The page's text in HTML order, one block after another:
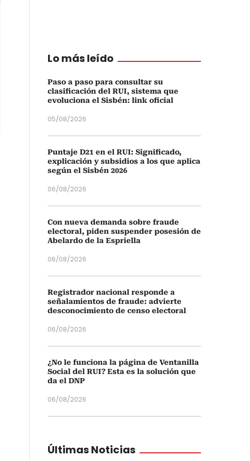
Lo más leído
Paso a paso para consultar su
clasificación del RUI, sistema que
evoluciona el Sisbén: link oficial
05/08/2026
Puntaje D21 en el RUI: Significado,
explicación y subsidios a los que aplica
según el Sisbén 2026
06/08/2026
Con nueva demanda sobre fraude
electoral, piden suspender posesión de
Abelardo de la Espriella
06/08/2026
Registrador nacional responde a
señalamientos de fraude: advierte
desconocimiento de censo electoral
06/08/2026
¿No le funciona la página de Ventanilla
Social del RUI? Esta es la solución que
da el DNP
06/08/2026
Últimas Noticias